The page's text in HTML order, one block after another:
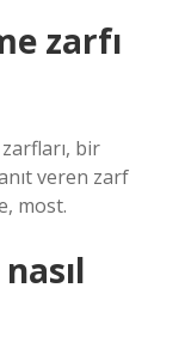
zarfı
bir
veren zarf
most.